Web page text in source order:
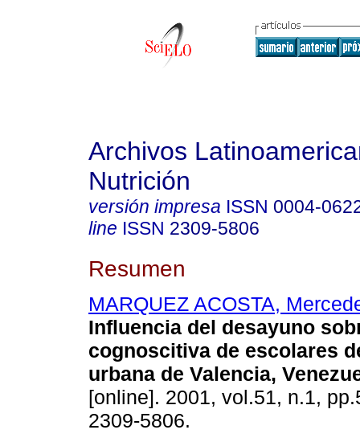
Archivos
Nutrición
versión impresa ISSN 0004-
line ISSN 2309-5806
Resumen
MARQUEZ ACOSTA,
Influencia del desayuno
cognoscitiva de escolares
urbana de Valencia,
[online]. 2001, vol.51, n.1,
2309-5806.